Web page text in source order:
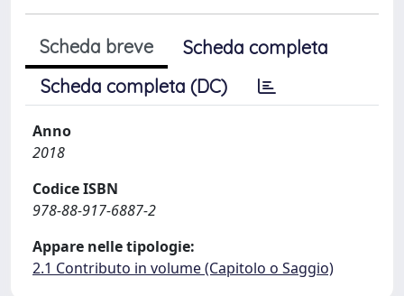
Scheda breve
Scheda completa
Scheda completa (DC)
Anno
2018
Codice ISBN
978-88-917-6887-2
Appare nelle tipologie:
2.1 Contributo in volume (Capitolo o Saggio)